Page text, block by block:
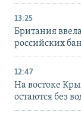
13:25
Британия
российских
12:47
На востоке
остаются без